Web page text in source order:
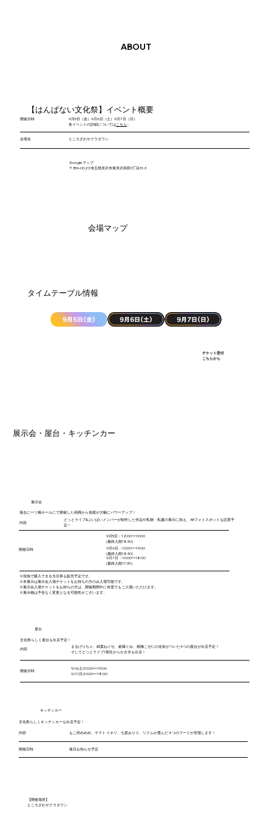
ABOUT
【はんぱない文化祭】イベント概要
​開催日時
9月5日（金）9月6日（土）9月7日（日）
各イベントの詳細についてはこちら ​▶︎
会場名 ​ところざわサクラタウン
Google マップ
​〒359-0023 埼玉県所沢市東所沢和田3丁目31-3
​会場マップ
展示会・屋台・キッチンカー
​展示会
​過去にーツ橋ホールにて開催した画廊から規模が大幅にパワーアップ！
内容
どっとライブ&ぶいぱいメンバーが制作した作品や私物・私服の展示に加え、ARフォトスポットも設置予
定！
開催日時
9月5日：12:00〜19:00
(最終入館18:30)
9月6日：10:00〜19:00
(最終入館18:30)
9月7日：10:00〜18:00
(最終入館17:30)
​※現地で購入できる当日券も販売予定です。
※本展示は展示会入場チケットをお持ちの方のみ入場可能です。
​※展示会入場チケットをお持ちの方は、開催期間中に何度でもご入場いただけます。
​※展示物は予告なく変更となる可能性がございます。
​屋台​
文化祭らしく屋台も出店予定！
​内容
まるげりちゃ、綿貫ねぐせ、銀棘ぐみ、猫撫こぜにの名前がついた4つの屋台が出店予定！
そしてどっとライブ1期生からかき氷も出店！
開催日時
9/6(土)10:00〜19:00
9/7(日)10:00〜18:00
​キッチンカー
文化祭らしくキッチンカーも出店予定！
​内容 もこ田めめめ、ヤマト イオリ、七星みりり、リクムが選んだ４つのフードが登場します！
開催日時 後日お知らせ予定
​タイムテーブル情報
9月5日(金) 9月6日(土) 9月7日(日)
チケット受付
​こちらから
【開催場所】
​ところざわサクラタウン